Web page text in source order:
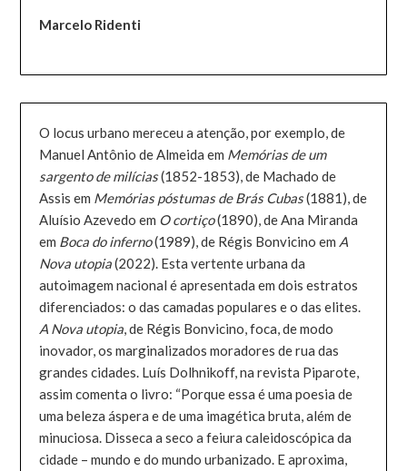
Marcelo Ridenti
O locus urbano mereceu a atenção, por exemplo, de
Manuel Antônio de Almeida em Memórias de um
sargento de milícias(1852-1853), de Machado de
Assis em Memórias póstumas de Brás Cubas(1881), de
Aluísio Azevedo em O cortiço(1890), de Ana Miranda
em Boca do inferno(1989), de Régis Bonvicino em A
Nova utopia(2022). Esta vertente urbana da
autoimagem nacional é apresentada em dois estratos
diferenciados: o das camadas populares e o das elites.
A Nova utopia, de Régis Bonvicino, foca, de modo
inovador, os marginalizados moradores de rua das
grandes cidades. Luís Dolhnikoff, na revista Piparote,
assim comenta o livro: “Porque essa é uma poesia de
uma beleza áspera e de uma imagética bruta, além de
minuciosa. Disseca a seco a feiura caleidoscópica da
cidade – mundo e do mundo urbanizado. E aproxima,